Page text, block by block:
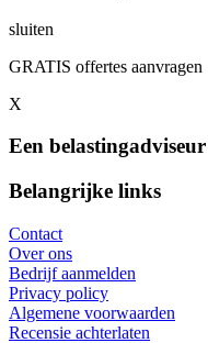
sluiten
GRATIS offertes aanvragen
X
Een
Belangrijke links
Contact
Over ons
Bedrijf aanmelden
Privacy policy
Algemene voorwaarden
Recensie achterlaten